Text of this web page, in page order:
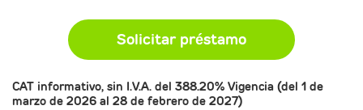
Solicitar préstamo
CAT informativo, sin I.V.A. del 388.20% Vigencia (del 1 de
marzo de 2026 al 28 de febrero de 2027)